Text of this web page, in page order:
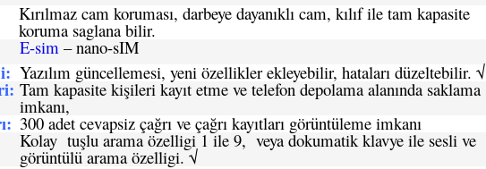
Kırılmaz cam koruması, darbeye dayanıklı cam, kılıf ile tam kapasite
koruma saglana bilir.
E-sim – nano-sIM
: Yazılım güncellemesi, yeni özellikler ekleyebilir, hataları düzeltebilir. √
: Tam kapasite kişileri kayıt etme ve telefon depolama alanında saklama
imkanı,
: 300 adet cevapsiz çağrı ve çağrı kayıtları görüntüleme imkanı
Kolay tuşlu arama özelligi 1 ile 9, veya dokumatik klavye ile sesli ve
görüntülü arama özelligi. √